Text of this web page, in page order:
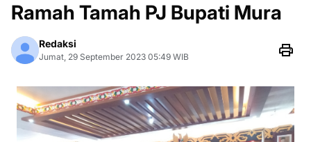
Ramah Tamah PJ Bupati Mura
Redaksi
Jumat, 29 September 2023 05:49 WIB